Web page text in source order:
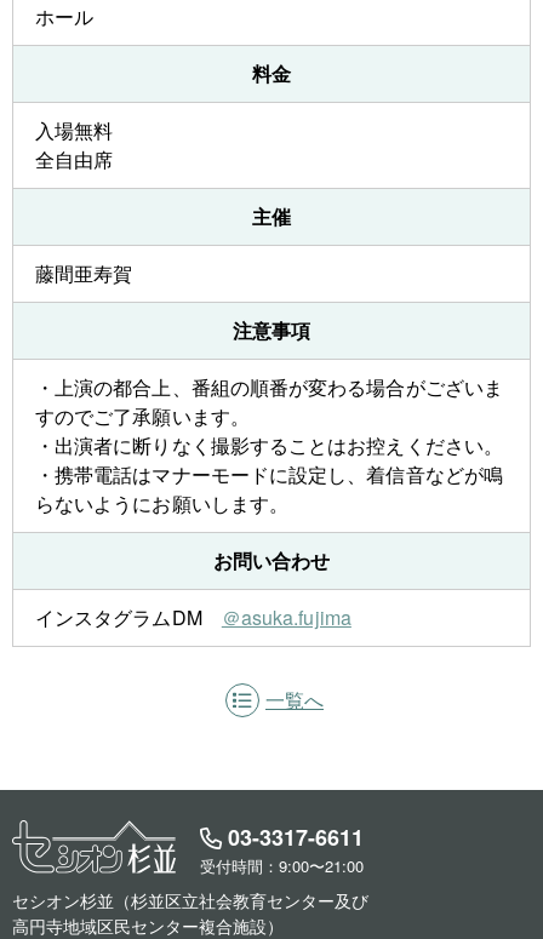
ホール
料金
入場無料
全自由席
主催
藤間亜寿賀
注意事項
・上演の都合上、番組の順番が変わる場合がございま
すのでご了承願います。
・出演者に断りなく撮影することはお控えください。
・携帯電話はマナーモードに設定し、着信音などが鳴
らないようにお願いします。
お問い合わせ
インスタグラムDM ＠asuka.fujima
一覧へ
03-3317-6611
受付時間：9:00〜21:00
セシオン杉並（杉並区立社会教育センター及び
高円寺地域区民センター複合施設）